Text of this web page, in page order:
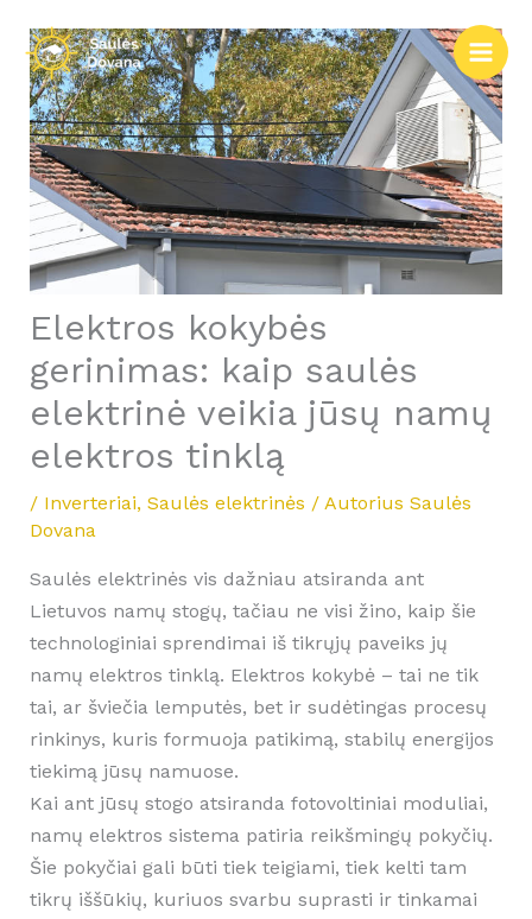
prie
turinio
Elektros kokybės
gerinimas: kaip saulės
elektrinė veikia jūsų namų
elektros tinklą
/ Inverteriai, Saulės elektrinės / Autorius Saulės
Dovana
Saulės elektrinės vis dažniau atsiranda ant
Lietuvos namų stogų, tačiau ne visi žino, kaip šie
technologiniai sprendimai iš tikrųjų paveiks jų
namų elektros tinklą. Elektros kokybė – tai ne tik
tai, ar šviečia lemputės, bet ir sudėtingas procesų
rinkinys, kuris formuoja patikimą, stabilų energijos
tiekimą jūsų namuose.
Kai ant jūsų stogo atsiranda fotovoltiniai moduliai,
namų elektros sistema patiria reikšmingų pokyčių.
Šie pokyčiai gali būti tiek teigiami, tiek kelti tam
tikrų iššūkių, kuriuos svarbu suprasti ir tinkamai